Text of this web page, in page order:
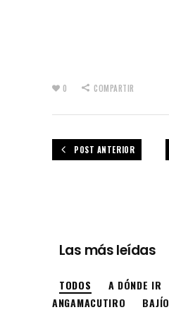
0 COMPARTIR
POST ANTERIOR
Las más leídas
TODOS A DÓNDE IR
ANGAMACUTIRO
BAJÍO